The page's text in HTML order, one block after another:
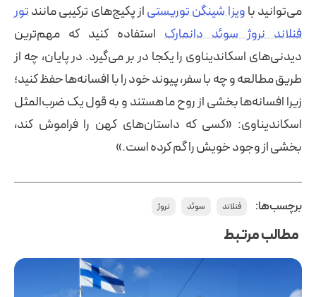
می‌توانید باویزا شینگن توریستیاز پکیج‌های ترکیبی مانندتور
فنلاند نروژ سوئد دانمارک استفاده کنید که مهم‌ترین
دیدنی‌های اسکاندیناوی را یکجا در بر می‌گیرد. در پایان، چه از
طریق مطالعه و چه با سفر، پیوند خود را با افسانه‌ها حفظ کنید؛
زیرا افسانه‌ها بخشی از روح ما هستند و به قول یک ضرب‌المثل
اسکاندیناوی: «کسی که داستان‌های کهن را فراموش کند،
بخشی از وجود خویش را گم کرده است.»
برچسب‌ها: فنلاند سوئد نروژ
مطالب مرتبط